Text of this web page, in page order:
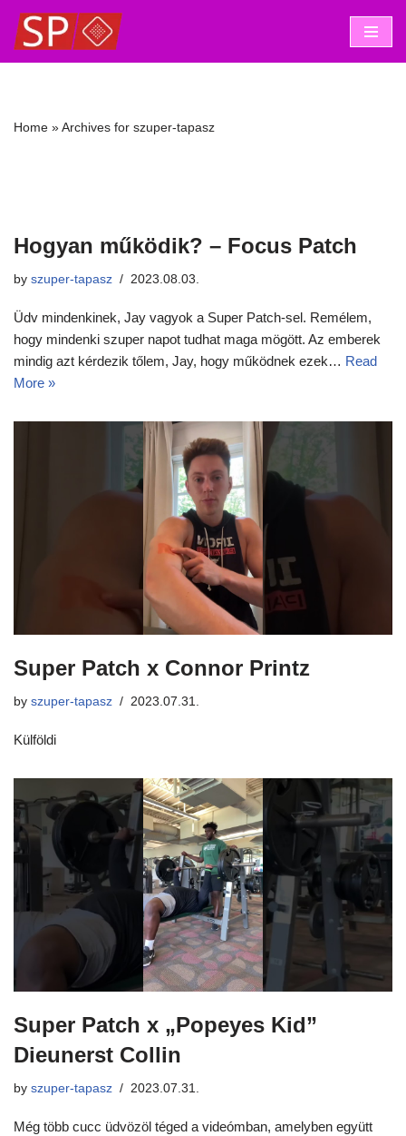
Skip
Home »Archives for szuper-tapasz
Hogyan működik? – Focus Patch
by szuper-tapasz 2023.08.03.
Üdv mindenkinek, Jay vagyok a Super Patch-sel. Remélem,
hogy mindenki szuper napot tudhat maga mögött. Az emberek
mindig azt kérdezik tőlem, Jay, hogy működnek ezek… Read
More »
Super Patch x Connor Printz
by szuper-tapasz 2023.07.31.
Külföldi
Super Patch x „Popeyes Kid”
Dieunerst Collin
by szuper-tapasz 2023.07.31.
Még több cucc üdvözöl téged a videómban, amelyben együtt